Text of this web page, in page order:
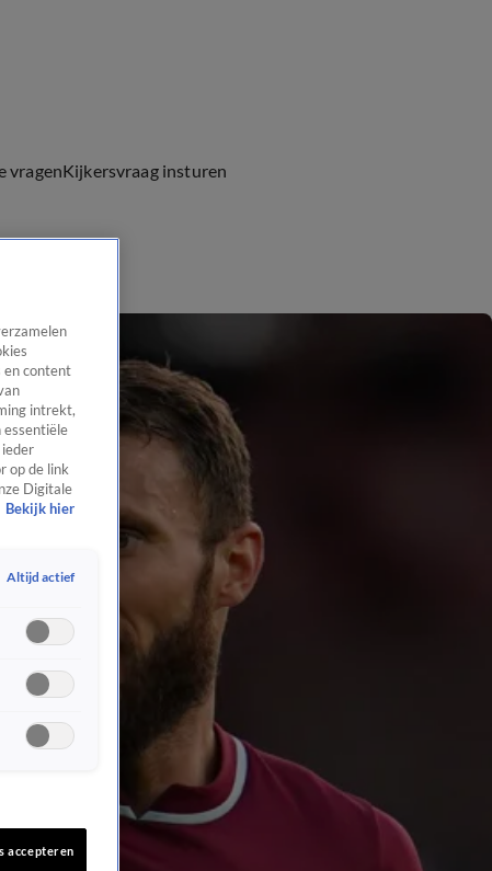
vragenKijkersvraag insturen
en content
intrekt,
essentiële
op de link
Digitale
Bekijk hier
Altijd actief
accepteren